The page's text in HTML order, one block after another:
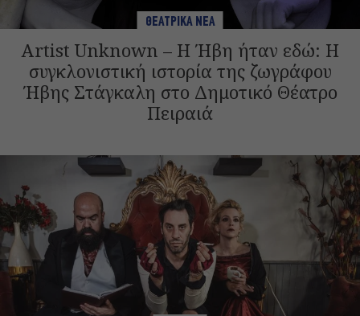
ΘΕΑΤΡΙΚΑ ΝΕΑ
Artist Unknown – Η Ήβη ήταν εδώ: Η
συγκλονιστική ιστορία της ζωγράφου
Ήβης Στάγκαλη στο Δημοτικό Θέατρο
Πειραιά